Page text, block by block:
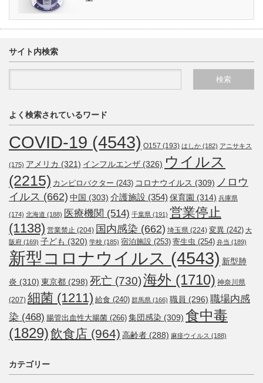
サイト内検索
よく検索されているワード
COVID-19 (4543) O157 (193) はしか (182) アニサキス
(175) アメリカ (321) インフルエンザ (326) ウイルス
(2215) カンピロバクター (243) コロナウイルス (309) ノロウ
イルス (662) 中国 (303) 介護施設 (354) 保育園 (314) 兵庫県
(174) 北海道 (188) 医療機関 (514) 千葉県 (191) 営業停止
(1138) 営業禁止 (204) 国内感染 (662) 埼玉県 (224) 変異 (242) 大
阪府 (169) 子ども (320) 学校 (185) 宿泊施設 (253) 寄生虫 (254) 弁当 (189)
新型コロナウイルス (4543) 新型肺
炎 (310) 東京都 (298) 死亡 (730)海外 (1710) 神奈川県
(207) 細菌 (1211) 給食 (240) 群馬県 (166) 職員 (296) 職場内感
染 (468) 腸管出血性大腸菌 (266) 集団感染 (309) 食中毒
(1829)飲食店 (964) 高齢者 (288) 麻疹ウイルス (188)
カテゴリー